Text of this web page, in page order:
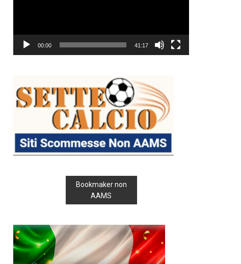
00:00 41:17
Bookmaker non
AAMS